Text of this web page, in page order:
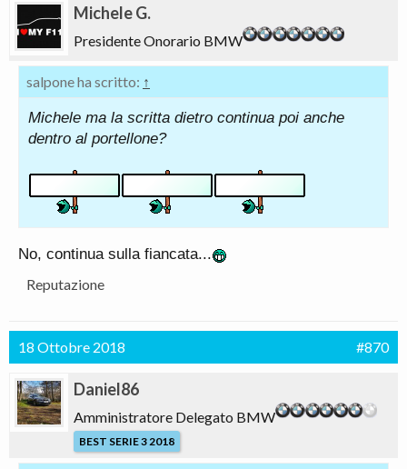
Michele G.
Presidente Onorario BMW
salpone ha scritto: ↑
Michele ma la scritta dietro continua poi anche
dentro al portellone?
No, continua sulla fiancata...
Reputazione
18 Ottobre 2018 #870
Daniel86
Amministratore Delegato BMW
BEST SERIE 3 2018